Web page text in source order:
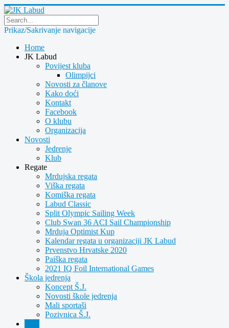
Prikaz/Sakrivanje navigacije
Home
JK Labud
Povijest kluba
Olimpijci
Novosti za članove
Kako doći
Kontakt
Facebook
O klubu
Organizacija
Novosti
Jedrenje
Klub
Regate
Mrdujska regata
Viška regata
Komiška regata
Labud Classic
Split Olympic Sailing Week
Club Swan 36 ACI Sail Championship
Mrduja Optimist Kup
Kalendar regata u organizaciji JK Labud
Prvenstvo Hrvatske 2020
Paiška regata
2021 IQ Foil International Games
Škola jedrenja
Koncept Š.J.
Novosti škole jedrenja
Mali sportaši
Pozivnica Š.J.